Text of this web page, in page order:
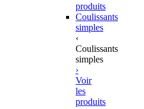
produits
Coulissants
simples
‹
Coulissants
simples
›
Voir
les
produits